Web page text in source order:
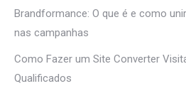
Brandformance: O que é e como
nas campanhas
Como Fazer um Site Converter
Qualificados